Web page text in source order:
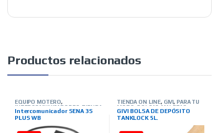
Productos relacionados
EQUIPO MOTERO,
INTERCOMUNICADORES, TIENDA
ON LINE,MARCAS,SENA
Intercomunicador SENA 3S
PLUS WB
TIENDA ON LINE, GIVI, PARA TU
MOTO
BOLSAS-MALETAS-
ALFORJAS-OTROS
GIVI BOLSA DE DEPÓSITO
TANKLOCK 5L.